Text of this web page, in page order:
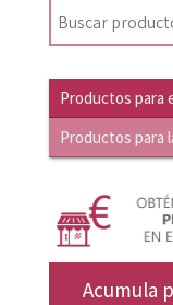
Productos para
Productos para
Acumula